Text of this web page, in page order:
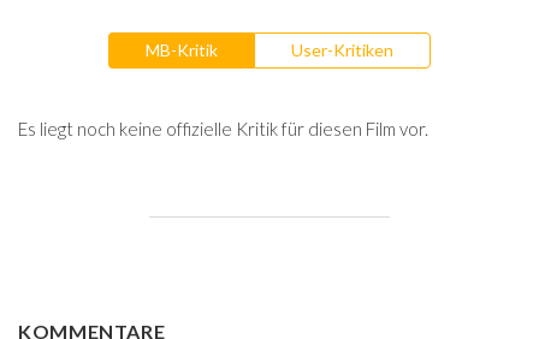
MB-Kritik User-Kritiken
Es liegt noch keine offizielle Kritik für diesen Film vor.
KOMMENTARE